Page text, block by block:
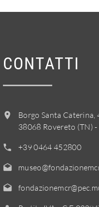
CONTATTI
Borgo Santa Caterina,
38068 Rovereto (TN)
+39 0464 452800